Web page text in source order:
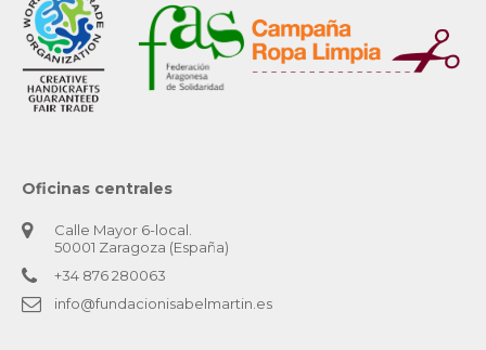
Oficinas centrales
Calle Mayor 6-local.
50001 Zaragoza (España)
+34 876 280063
info@fundacionisabelmartin.es